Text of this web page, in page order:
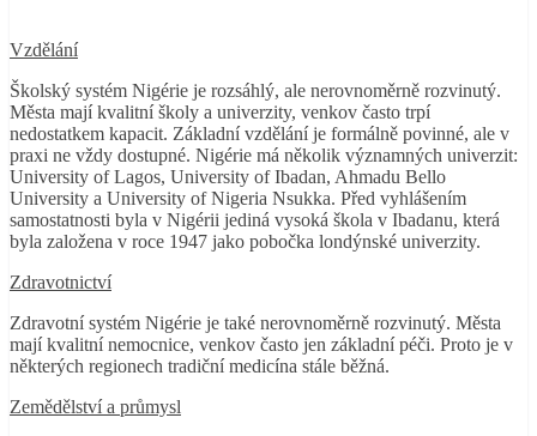
Vzdělání
Školský systém Nigérie je rozsáhlý, ale nerovnoměrně rozvinutý.
Města mají kvalitní školy a univerzity, venkov často trpí
nedostatkem kapacit. Základní vzdělání je formálně povinné, ale v
praxi ne vždy dostupné. Nigérie má několik významných univerzit:
University of Lagos, University of Ibadan, Ahmadu Bello
University a University of Nigeria Nsukka. Před vyhlášením
samostatnosti byla v Nigérii jediná vysoká škola v Ibadanu, která
byla založena v roce 1947 jako pobočka londýnské univerzity.
Zdravotnictví
Zdravotní systém Nigérie je také nerovnoměrně rozvinutý. Města
mají kvalitní nemocnice, venkov často jen základní péči. Proto je v
některých regionech tradiční medicína stále běžná.
Zemědělství a průmysl